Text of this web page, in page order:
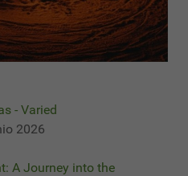
- Varied
2026
A Journey into the